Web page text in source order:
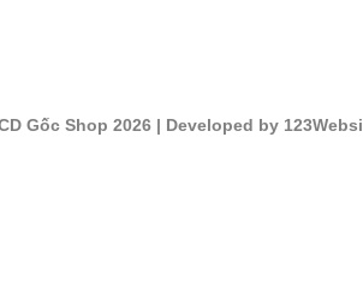
Gốc Shop 2026| Developed by